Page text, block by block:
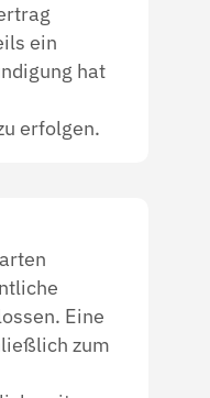
ein
hat
erfolgen.
Eine
zum